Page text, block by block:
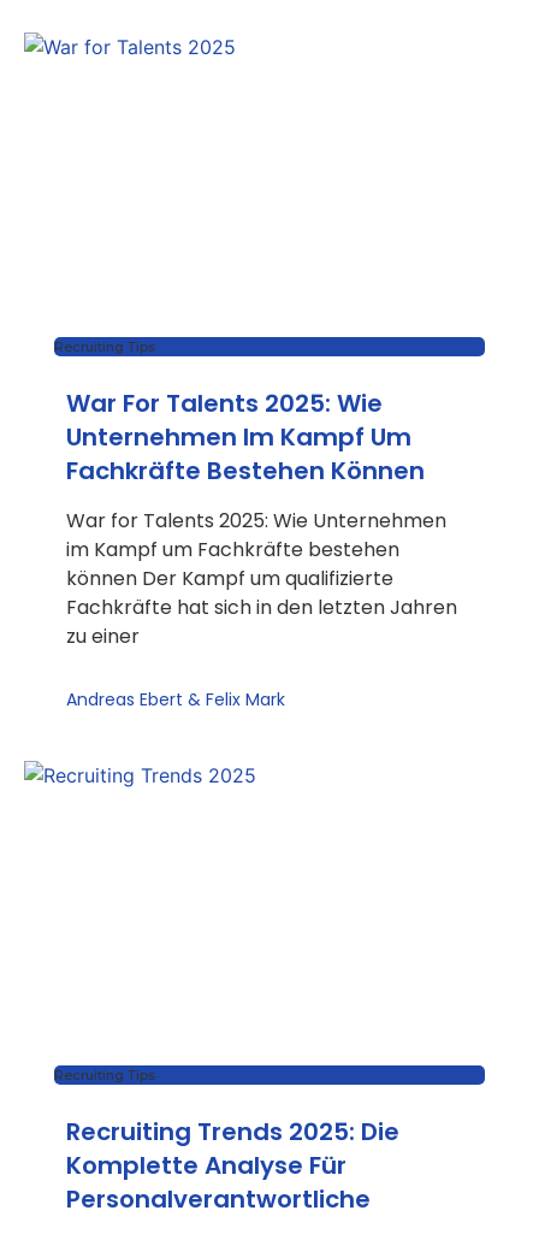
Recruiting Tips
War For Talents 2025: Wie
Unternehmen Im Kampf Um
Fachkräfte Bestehen Können
War for Talents 2025: Wie Unternehmen
im Kampf um Fachkräfte bestehen
können Der Kampf um qualifizierte
Fachkräfte hat sich in den letzten Jahren
zu einer
Andreas Ebert & Felix Mark
Recruiting Tips
Recruiting Trends 2025: Die
Komplette Analyse Für
Personalverantwortliche